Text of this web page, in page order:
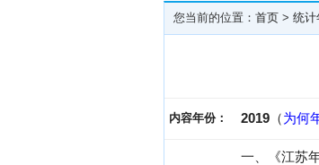
您当前的位置： 首页 > 统计
内容年份： 2019 （为何
一、《江苏